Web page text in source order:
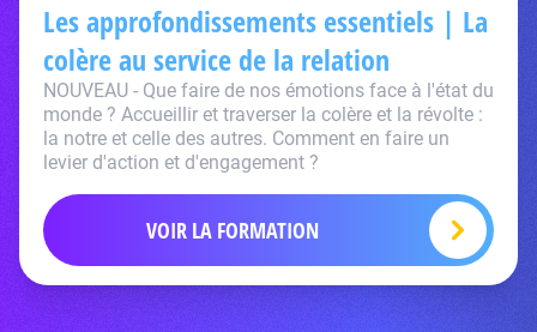
Les approfondissements essentiels | La
colère au service de la relation
NOUVEAU - Que faire de nos émotions face à l'état du
monde ? Accueillir et traverser la colère et la révolte :
la notre et celle des autres. Comment en faire un
levier d'action et d'engagement ?
VOIR LA FORMATION